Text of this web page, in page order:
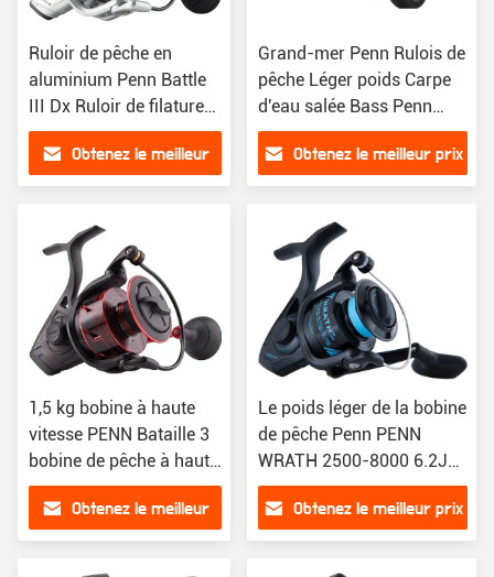
Ruloir de pêche en
aluminium Penn Battle
III Dx Ruloir de filature
4000 5000 6000 8000
Obtenez le meilleur
Grand-mer Penn Rulois de
pêche Léger poids Carpe
d'eau salée Bass Penn
Clash Rulois de pêche
Obtenez le meilleur prix
1,5 kg bobine à haute
vitesse PENN Bataille 3
bobine de pêche à haute
vitesse
Obtenez le meilleur
Le poids léger de la bobine
de pêche Penn PENN
WRATH 2500-8000 6.2Je
vous en prie.6Je vous en
prie.31 3BB Spinage
Obtenez le meilleur prix